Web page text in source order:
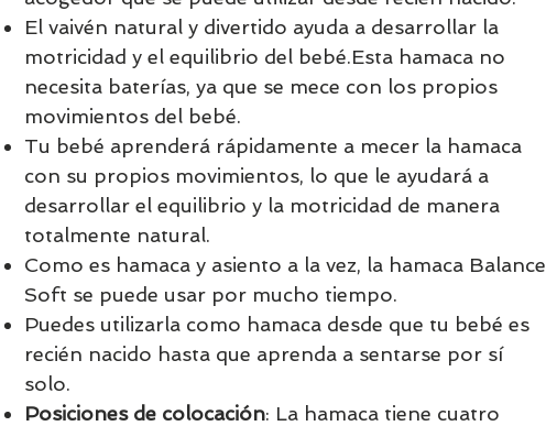
El vaivén natural y divertido ayuda a desarrollar la
motricidad y el equilibrio del bebé.Esta hamaca no
necesita baterías, ya que se mece con los propios
movimientos del bebé.
Tu bebé aprenderá rápidamente a mecer la hamaca
con su propios movimientos, lo que le ayudará a
desarrollar el equilibrio y la motricidad de manera
totalmente natural.
Como es hamaca y asiento a la vez, la hamaca Balance
Soft se puede usar por mucho tiempo.
Puedes utilizarla como hamaca desde que tu bebé es
recién nacido hasta que aprenda a sentarse por sí
solo.
Posiciones de colocación: La hamaca tiene cuatro